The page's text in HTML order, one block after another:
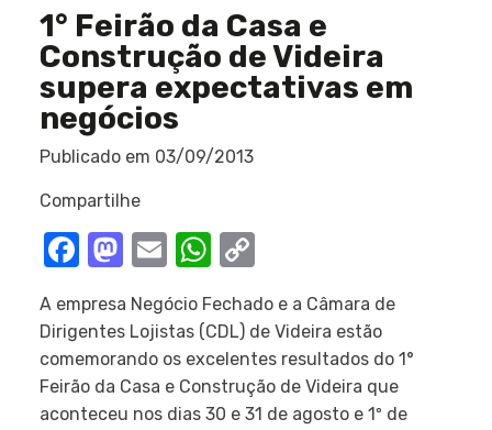
1° Feirão da Casa e
Construção de Videira
supera expectativas em
negócios
Publicado em 03/09/2013
Compartilhe
Facebook
Mastodon
EmailWhatsApp
A empresa Negócio Fechado e a Câmara de
Dirigentes Lojistas (CDL) de Videira estão
comemorando os excelentes resultados do 1°
Feirão da Casa e Construção de Videira que
aconteceu nos dias 30 e 31 de agosto e 1º de